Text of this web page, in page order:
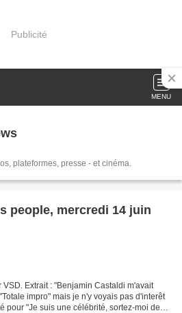
Publicité
MENU
plateformes, presse - et cinéma.
people, mercredi 14 juin
Extrait : "Benjamin Castaldi m'avait
impro" mais je n'y voyais pas d'interêt
pour "Je suis une célébrité, sortez-moi de